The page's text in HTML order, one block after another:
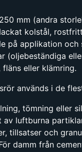
mm (andra
kolstål,
på applikation och
(oljebeständiga
eller klämring.
används i de
tömning eller
av luftburna
tillsatser och
damm från